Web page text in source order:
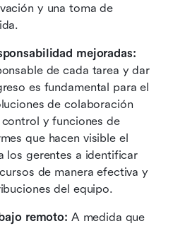
y una toma de
mejoradas:
de cada tarea y dar
es fundamental para el
de colaboración
y funciones de
que hacen visible el
los gerentes a identificar
de manera efectiva y
del equipo.
remoto: A medida que